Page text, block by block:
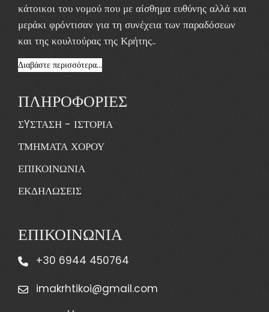
κάτοικοι του νομού που με αίσθημα ευθύνης αλλά και
μεράκι φρόντισαν για τη συνέχεια των παραδόσεων
και της κουλτούρας της Κρήτης..
Διαβάστε περισσότερα...
ΠΛΗΡΟΦΟΡΙΕΣ
ΣYΣΤΑΣΗ - ΙΣΤΟΡΙΑ
ΤΜΗΜΑΤΑ ΧΟΡΟΥ
ΕΠΙΚΟΙΝΩΝΙΑ
ΕΚΔΗΛΩΣΕΙΣ
ΕΠΙΚΟΙΝΩΝΙΑ
+30 6944 450764
imakrhtikoi@gmail.com